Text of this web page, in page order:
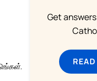
Get